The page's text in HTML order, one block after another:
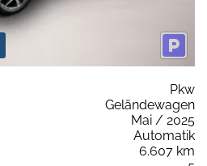
Pkw
Geländewagen
Mai / 2025
Automatik
6.607 km